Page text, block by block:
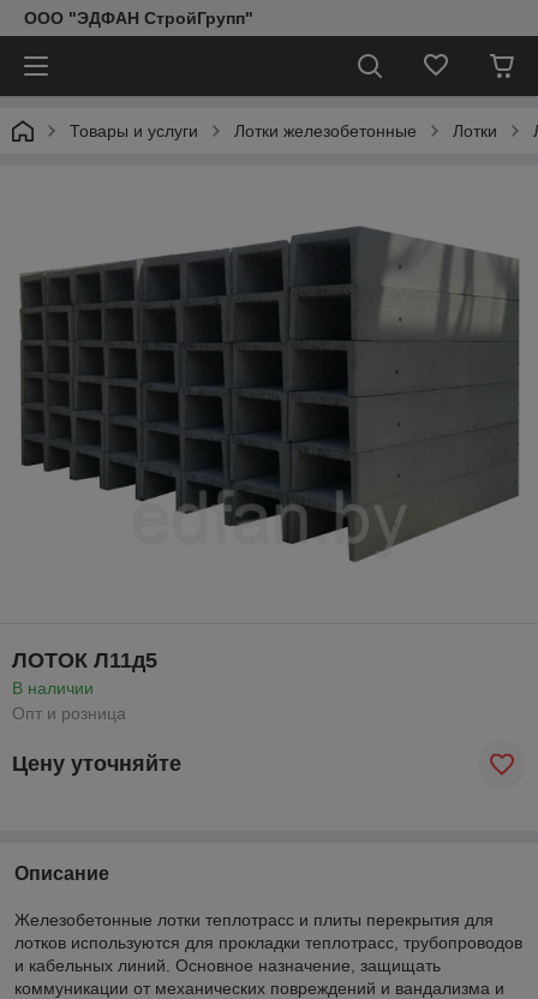
ООО "ЭДФАН СтройГрупп"
Товары и услуги Лотки железобетонные Лотки
ЛОТОК Л11д5
В наличии
Опт и розница
Цену уточняйте
Описание
Железобетонные лотки теплотрасс и плиты перекрытия для
лотков используются для прокладки теплотрасс, трубопроводов
и кабельных линий. Основное назначение, защищать
коммуникации от механических повреждений и вандализма и